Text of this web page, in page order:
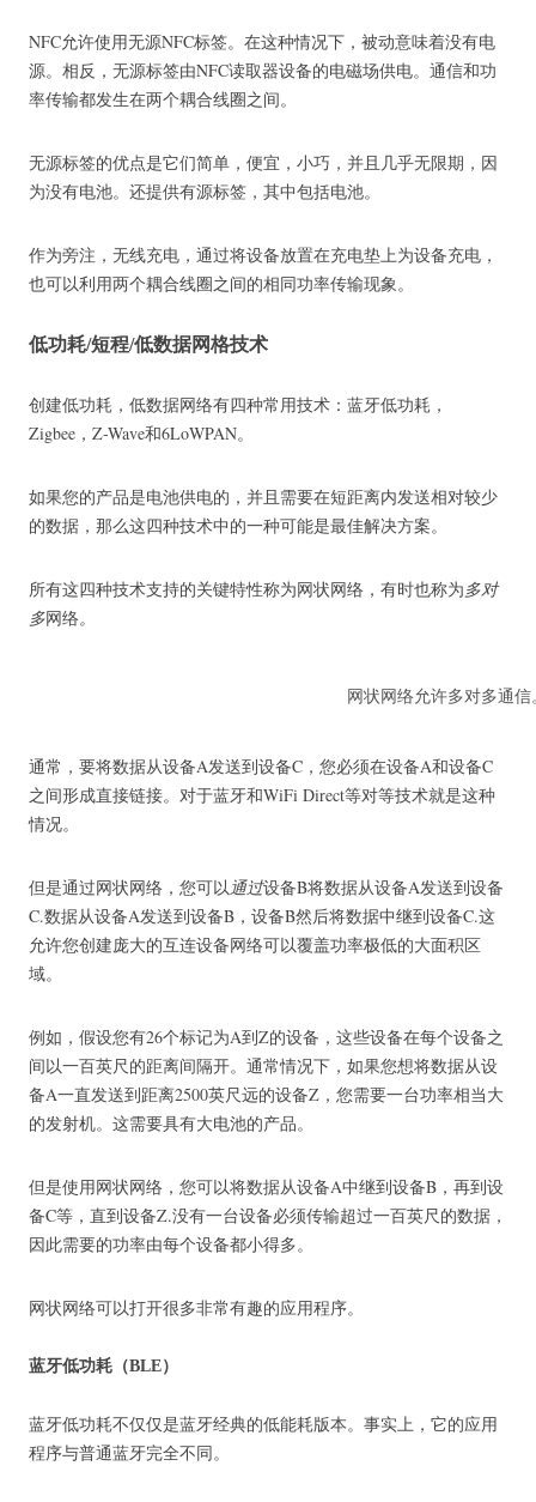
NFC允许使用无源NFC标签。 在这种情况下，被动意味着没有电
源。 相反，无源标签由NFC读取器设备的电磁场供电。 通信和功
率传输都发生在两个耦合线圈之间。
无源标签的优点是它们简单，便宜，小巧，并且几乎无限期，因
为没有电池。 还提供有源标签，其中包括电池。
作为旁注，无线充电，通过将设备放置在充电垫上为设备充电，
也可以利用两个耦合线圈之间的相同功率传输现象。
低功耗/短程/低数据网格技术
创建低功耗，低数据网络有四种常用技术：蓝牙低功耗，
Zigbee，Z-Wave和6LoWPAN。
如果您的产品是电池供电的，并且需要在短距离内发送相对较少
的数据，那么这四种技术中的一种可能是最佳解决方案。
所有这四种技术支持的关键特性称为网状网络，有时也称为多对
多网络。
网状网络允许多对多通信
通常，要将数据从设备A发送到设备C，您必须在设备A和设备C
之间形成直接链接。对于蓝牙和WiFi Direct等对等技术就是这种
情况。
但是通过网状网络，您可以通过设备B将数据从设备A发送到设备
C.数据从设备A发送到设备B，设备B然后将数据中继到设备C.这
允许您创建庞大的互连设备网络可以覆盖功率极低的大面积区
域。
例如，假设您有26个标记为A到Z的设备，这些设备在每个设备之
间以一百英尺的距离间隔开。 通常情况下，如果您想将数据从设
备A一直发送到距离2500英尺远的设备Z，您需要一台功率相当大
的发射机。 这需要具有大电池的产品。
但是使用网状网络，您可以将数据从设备A中继到设备B，再到设
备C等，直到设备Z.没有一台设备必须传输超过一百英尺的数据，
因此需要的功率由每个设备都小得多。
网状网络可以打开很多非常有趣的应用程序。
蓝牙低功耗（BLE）
蓝牙低功耗不仅仅是蓝牙经典的低能耗版本。 事实上，它的应用
程序与普通蓝牙完全不同。